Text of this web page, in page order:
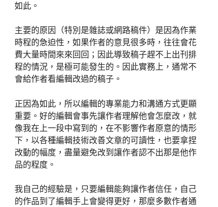
如此。
主要的原因（特別是雜誌或網路稿件）是因為作業
時程的急迫性，如果作者的意見很多時，往往會花
費大量時間來來回回；因此導致稿子趕不上出刊排
程的情況，是極可能發生的。因此實務上，通常不
會給作者看編輯改過的稿子。
正因為如此，所以編輯的專業能力和溝通方式更顯
重要。好的編輯會事先讓作者理解他會怎麼改，就
像我在上一段中寫到的，在不影響作者原意的情形
下，以各種編輯技術改善文章的可讀性，也要拿捏
改動的幅度，盡量避免改到讓作者認不出那是他作
品的程度。
我自己的經驗是，只要編輯能夠讓作者信任，自己
的作品到了編輯手上會變得更好，那麼多數作者通